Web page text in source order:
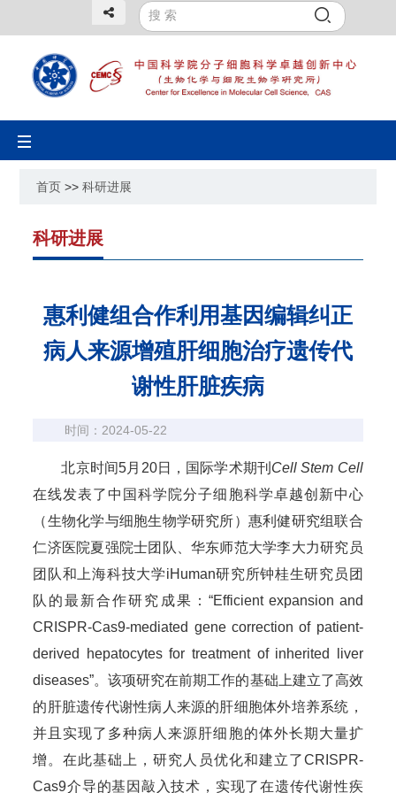
Toggle
navigation
首页 >>科研进展
科研进展
惠利健组合作利用基因编辑纠正
病人来源增殖肝细胞治疗遗传代
谢性肝脏疾病
时间：2024-05-22
北京时间5月20日，国际学术期刊 Cell Stem Cell
在线发表了中国科学院分子细胞科学卓越创新中心
（生物化学与细胞生物学研究所）惠利健研究组联合
仁济医院夏强院士团队、华东师范大学李大力研究员
团队和上海科技大学iHuman研究所钟桂生研究员团
队的最新合作研究成果：“Efficient expansion and
CRISPR-Cas9-mediated gene correction of patient-
derived hepatocytes for treatment of inherited liver
diseases”。该项研究在前期工作的基础上建立了高效
的肝脏遗传代谢性病人来源的肝细胞体外培养系统，
并且实现了多种病人来源肝细胞的体外长期大量扩
增。在此基础上，研究人员优化和建立了CRISPR-
Cas9介导的基因敲入技术，实现了在遗传代谢性疾